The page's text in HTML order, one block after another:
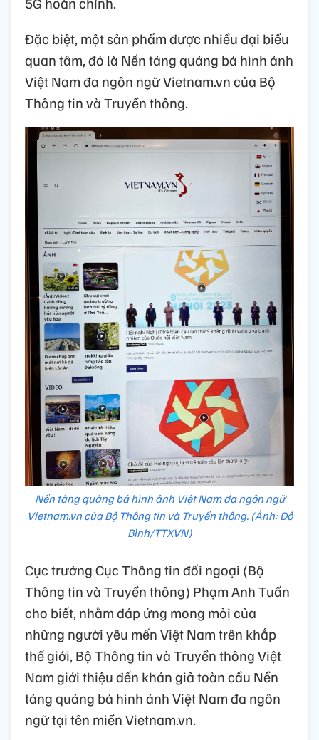
Đặc biệt, một sản phẩm được nhiều đại biểu
quan tâm, đó là Nền tảng quảng bá hình ảnh
Việt Nam đa ngôn ngữ Vietnam.vn của Bộ
Thông tin và Truyền thông.
Nền tảng quảng bá hình ảnh Việt Nam đa ngôn ngữ
Vietnam.vn của Bộ Thông tin và Truyền thông. (Ảnh: Đỗ
Bình/TTXVN)
Cục trưởng Cục Thông tin đối ngoại (Bộ
Thông tin và Truyền thông) Phạm Anh Tuấn
cho biết, nhằm đáp ứng mong mỏi của
những người yêu mến Việt Nam trên khắp
thế giới, Bộ Thông tin và Truyền thông Việt
Nam giới thiệu đến khán giả toàn cầu Nền
tảng quảng bá hình ảnh Việt Nam đa ngôn
ngữ tại tên miền Vietnam.vn.